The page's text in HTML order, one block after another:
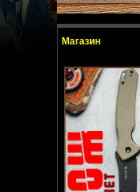
Магазин